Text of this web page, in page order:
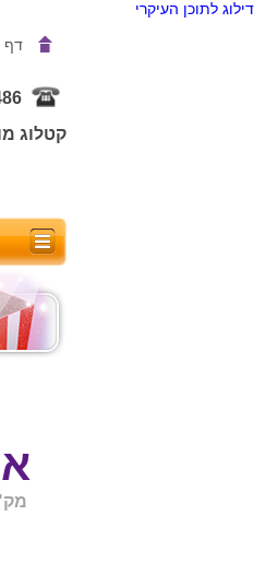
דילוג לתוכן העיקרי
דף
קטלוג